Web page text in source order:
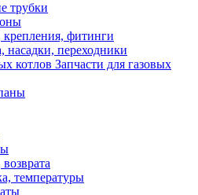
трубки
фитинги
насадки, переходники
Запчасти для газовых
температуры